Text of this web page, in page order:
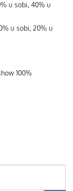
u sobi, 40% u
u sobi, 20% u
100%